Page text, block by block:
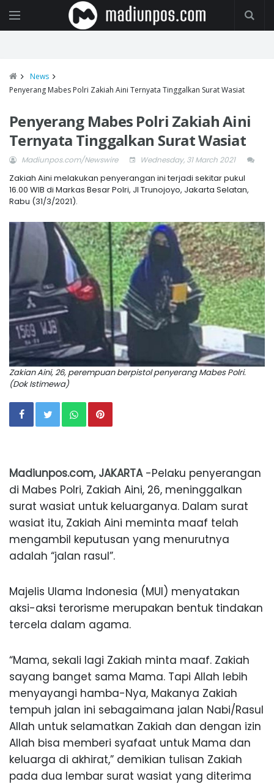
News
Penyerang Mabes Polri Zakiah Aini Ternyata Tinggalkan Surat Wasiat
Penyerang Mabes Polri Zakiah Aini
Ternyata Tinggalkan Surat Wasiat
Madiunpos.com/Newswire Wednesday, 31 March 2021
Zakiah Aini melakukan penyerangan ini terjadi sekitar pukul
16.00 WIB di Markas Besar Polri, Jl Trunojoyo, Jakarta Selatan,
Rabu (31/3/2021).
Zakian Aini, 26, perempuan berpistol penyerang Mabes Polri.
(Dok Istimewa)
Madiunpos.com, JAKARTA-Pelaku penyerangan
di Mabes Polri, Zakiah Aini, 26, meninggalkan
surat wasiat untuk keluarganya. Dalam surat
wasiat itu, Zakiah Aini meminta maaf telah
mengambil keputusan yang menurutnya
adalah “jalan rasul”.
Majelis Ulama Indonesia (MUI) menyatakan
aksi-aksi terorisme merupakan bentuk tindakan
tercela dalam agama.
“Mama, sekali lagi Zakiah minta maaf. Zakiah
sayang banget sama Mama. Tapi Allah lebih
menyayangi hamba-Nya, Makanya Zakiah
tempuh jalan ini sebagaimana jalan Nabi/Rasul
Allah untuk selamatkan Zakiah dan dengan izin
Allah bisa memberi syafaat untuk Mama dan
keluarga di akhirat,” demikian tulisan Zakiah
pada dua lembar surat wasiat yang diterima